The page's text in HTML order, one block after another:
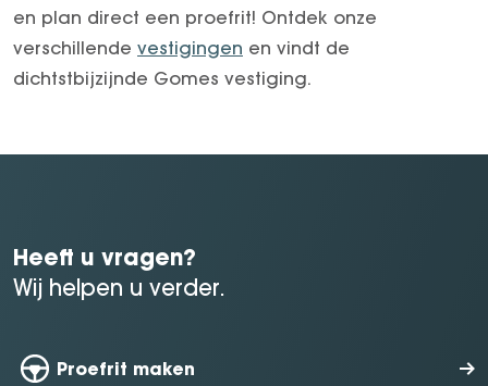
en plan direct een proefrit! Ontdek onze
verschillende vestigingen en vindt de
dichtstbijzijnde Gomes vestiging.
Heeft u vragen?
Wij helpen u verder.
Proefrit maken